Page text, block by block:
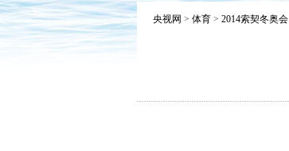
央视网 > 体育 > 2014索契冬奥会